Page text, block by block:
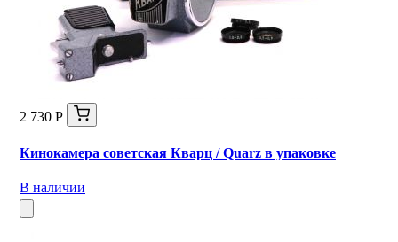
2 730 Р
Кинокамера советская Кварц / Quarz в упаковке
В наличии